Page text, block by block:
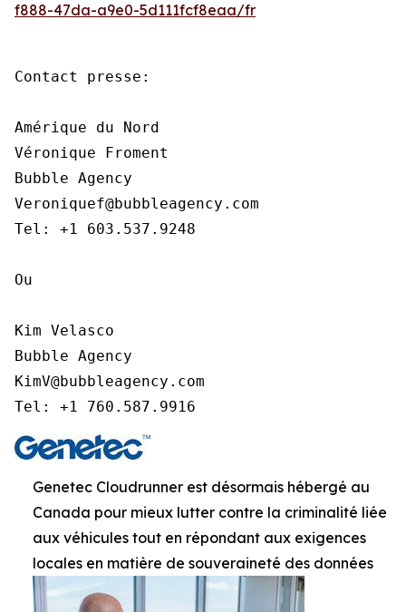
f888-47da-a9e0-5d111fcf8eaa/fr
Contact presse:
Amérique du Nord
Véronique Froment
Bubble Agency
Veroniquef@bubbleagency.com
Tel: +1 603.537.9248
Ou
Kim Velasco
Bubble Agency
KimV@bubbleagency.com
Tel: +1 760.587.9916
Genetec Cloudrunner est désormais hébergé au
Canada pour mieux lutter contre la criminalité liée
aux véhicules tout en répondant aux exigences
locales en matière de souveraineté des données